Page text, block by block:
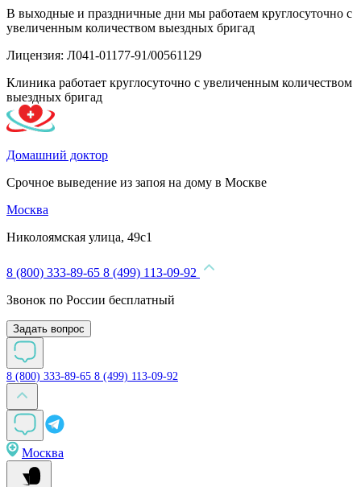
В выходные и праздничные дни мы работаем круглосуточно с
увеличенным количеством выездных бригад
Лицензия: Л041-01177-91/00561129
Клиника работает круглосуточно с увеличенным количеством
выездных бригад
Домашний доктор
Срочное выведение из запоя на дому в Москве
Москва
Николоямская улица, 49с1
8 (800) 333-89-65 8 (499) 113-09-92
Звонок по России бесплатный
Задать вопрос
8 (800) 333-89-65 8 (499) 113-09-92
Москва